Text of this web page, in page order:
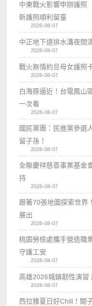
中東戰火影響申辦護
新護照順利留臺
2026-08-07
中正地下道排水溝夜間
2026-08-07
戰火無情約旦母女護照
2026-08-07
白海豚逼近！台電鳳
一次看
2026-08-07
國民黨團：民進黨參
留子孫！
2026-08-07
全聯慶祥慈善事業基金
持
2026-08-07
跟著70張地圖探索世界
展出
2026-08-07
桃園勞檢處攜手營造職
守護工安
2026-08-07
高雄2026城鎮韌性演習
2026-08-07
西拉雅夏日好Chill！關